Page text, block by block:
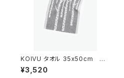
KOIVU タオル 35x50cm
／ LAPUAN KANKURIT（ラ
プアン カンクリ）
¥3,520